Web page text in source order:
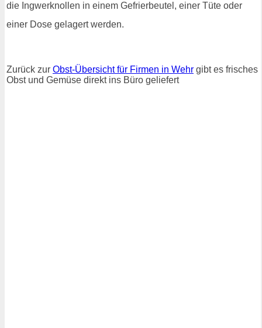
die Ingwerknollen in einem Gefrierbeutel, einer Tüte oder
einer Dose gelagert werden.
Zurück zur Obst-Übersicht für Firmen in Wehr gibt es frisches
Obst und Gemüse direkt ins Büro geliefert